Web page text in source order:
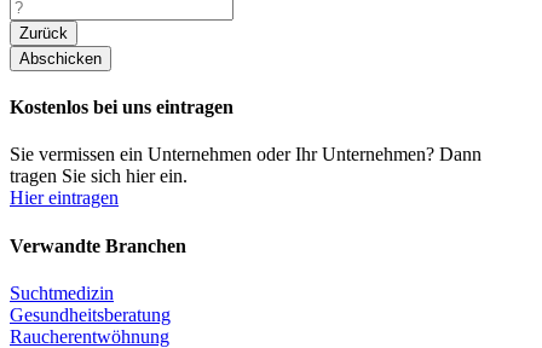
Zurück
Kostenlos bei uns eintragen
Sie vermissen ein Unternehmen oder Ihr Unternehmen? Dann
tragen Sie sich hier ein.
Hier eintragen
Verwandte Branchen
Suchtmedizin
Gesundheitsberatung
Raucherentwöhnung